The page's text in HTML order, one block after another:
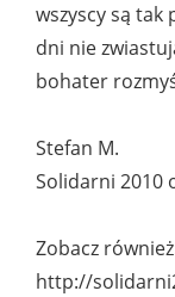
wszyscy są tak
dni nie
bohater
Stefan M.
Solidarni 2010
Zobacz
http://